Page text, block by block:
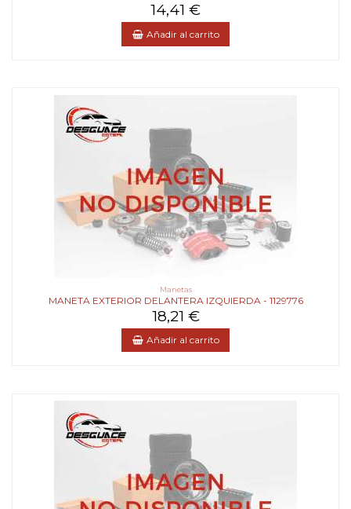
14,41 €
Añadir al carrito
Manetas
MANETA EXTERIOR DELANTERA IZQUIERDA - 1129776
18,21 €
Añadir al carrito